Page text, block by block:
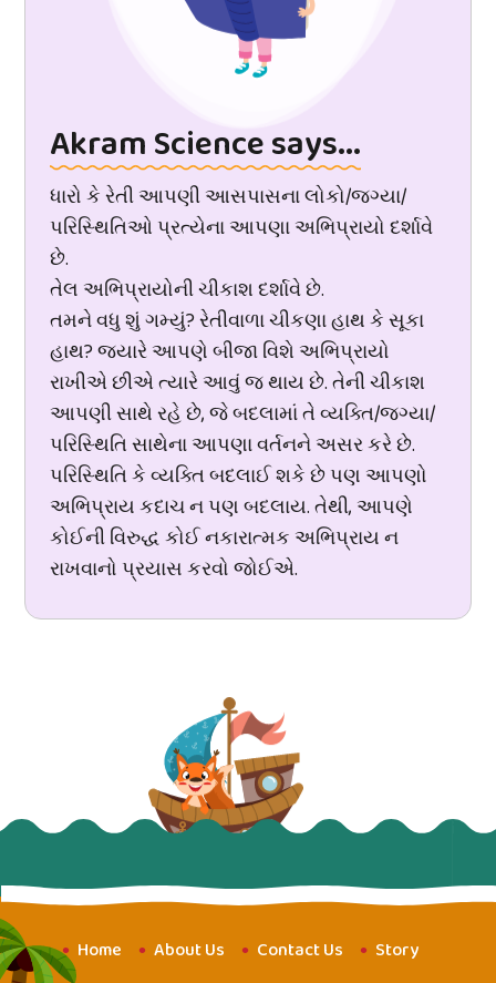
Akram Science says...
ધારો કે રેતી આપણી આસપાસના લોકો/જગ્યા/
પરિસ્થિતિઓ પ્રત્યેના આપણા અભિપ્રાયો દર્શાવે
છે.
તેલ અભિપ્રાયોની ચીકાશ દર્શાવે છે.
તમને વધુ શું ગમ્યું? રેતીવાળા ચીકણા હાથ કે સૂકા
હાથ? જ્યારે આપણે બીજા વિશે અભિપ્રાયો
રાખીએ છીએ ત્યારે આવું જ થાય છે. તેની ચીકાશ
આપણી સાથે રહે છે, જે બદલામાં તે વ્યક્તિ/જગ્યા/
પરિસ્થિતિ સાથેના આપણા વર્તનને અસર કરે છે.
પરિસ્થિતિ કે વ્યક્તિ બદલાઈ શકે છે પણ આપણો
અભિપ્રાય કદાચ ન પણ બદલાય. તેથી, આપણે
કોઈની વિરુદ્ધ કોઈ નકારાત્મક અભિપ્રાય ન
રાખવાનો પ્રયાસ કરવો જોઈએ.
Home About Us Contact Us
Story